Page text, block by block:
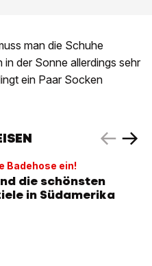
man die Schuhe
der Sonne allerdings sehr
ein Paar Socken
Badehose ein!
die schönsten
in Südamerika